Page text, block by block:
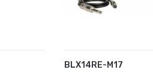
BLX14RE-M17